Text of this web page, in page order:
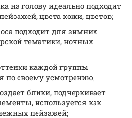
на голову идеально подходит
цвета кожи, цветов;
подходит для зимних
тематики, ночных
каждой группы
по своему усмотрению;
блики, подчеркивает
используется как
пейзажей;